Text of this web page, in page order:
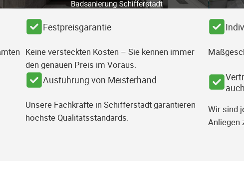
Festpreisgarantie
Keine versteckten Kosten – Sie kennen immer
den genauen Preis im Voraus.
Ausführung von Meisterhand
Unsere Fachkräfte in Schifferstadt garantieren
höchste Qualitätsstandards.
Wir sind
Anliegen